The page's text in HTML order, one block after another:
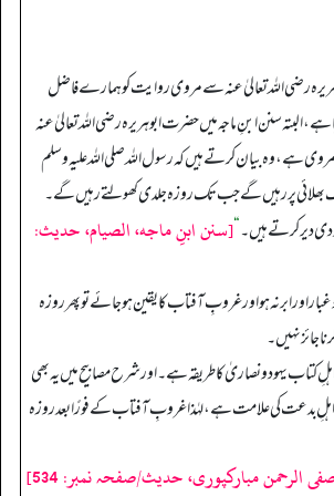
رضی اللہ تعالیٰ عنہ سے مروی روایت کو ہمارے فاضل
البتہ سنن ابنِ ماجہ میں حضرت ابوہریرہ رضی اللہ تعالیٰ عنہ
ہے، وہ بیان کرتے ہیں کہ رسول اللہ صلی اللہ علیہ وسلم
پر رہیں گے جب تک روزہ جلدی کھولتے رہیں گے۔
دیر کرتے ہیں۔“[سنن ابنِ ماجه، الصيام، حديث:
اور ابر نہ ہو اور غروبِ آفتاب کا یقین ہو جائے تو پھر روزہ
جائز نہیں۔
کتاب یہود و نصاریٰ کا طریقہ ہے۔ اور شرح مصابیح میں یہ بھی
بدعت کی علامت ہے، لہٰذا غروبِ آفتاب کے فورًا بعد روزہ
الرحمن مبارکپوری، حدیث/صفحہ نمبر: 534]